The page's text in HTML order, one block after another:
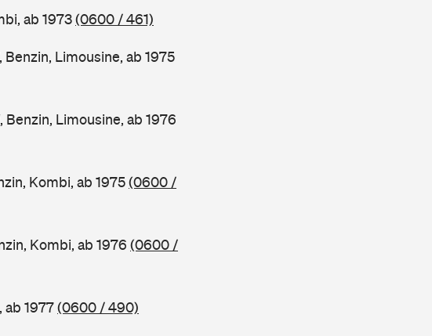
ab 1973(0600 / 461)
Benzin, Limousine, ab 1975
Benzin, Limousine, ab 1976
Kombi, ab 1975(0600 /
Kombi, ab 1976 (0600 /
ab 1977(0600 / 490)